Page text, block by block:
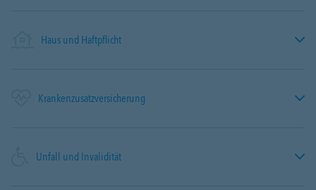
Haus und Haftpflicht
Krankenzusatzversicherung
Unfall und Invalidität